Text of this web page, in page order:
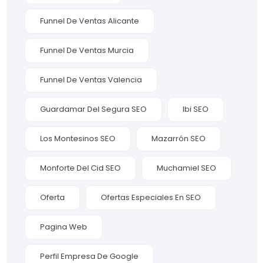
Funnel De Ventas Alicante
Funnel De Ventas Murcia
Funnel De Ventas Valencia
Guardamar Del Segura SEO Ibi SEO
Los Montesinos SEO Mazarrón SEO
Monforte Del Cid SEO Muchamiel SEO
Oferta Ofertas Especiales En SEO
Pagina Web
Perfil Empresa De Google